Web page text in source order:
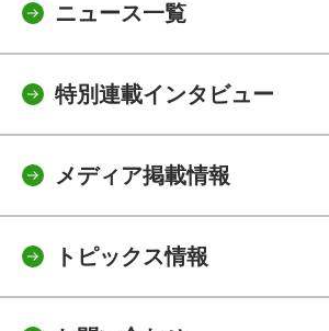
ニュース一覧
特別連載インタビュー
メディア掲載情報
トピックス情報